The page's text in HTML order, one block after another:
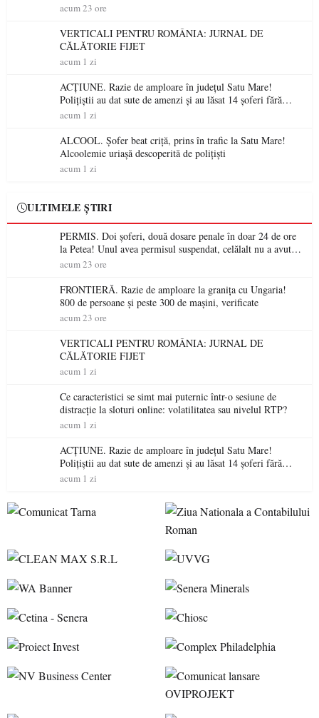
acum 23 ore
VERTICALI PENTRU ROMÂNIA: JURNAL DE
CĂLĂTORIE FIJET
acum 1 zi
ACȚIUNE. Razie de amploare în județul Satu Mare!
Polițiștii au dat sute de amenzi și au lăsat 14 șoferi fără
permis într-o singură zi
acum 1 zi
ALCOOL. Șofer beat criță, prins în trafic la Satu Mare!
Alcoolemie uriașă descoperită de polițiști
acum 1 zi
ULTIMELE ȘTIRI
PERMIS. Doi șoferi, două dosare penale în doar 24 de ore
la Petea! Unul avea permisul suspendat, celălalt nu a avut
niciodată permis
acum 23 ore
FRONTIERĂ. Razie de amploare la granița cu Ungaria!
800 de persoane și peste 300 de mașini, verificate
acum 23 ore
VERTICALI PENTRU ROMÂNIA: JURNAL DE
CĂLĂTORIE FIJET
acum 1 zi
Ce caracteristici se simt mai puternic într-o sesiune de
distracție la sloturi online: volatilitatea sau nivelul RTP?
acum 1 zi
ACȚIUNE. Razie de amploare în județul Satu Mare!
Polițiștii au dat sute de amenzi și au lăsat 14 șoferi fără
permis într-o singură zi
acum 1 zi